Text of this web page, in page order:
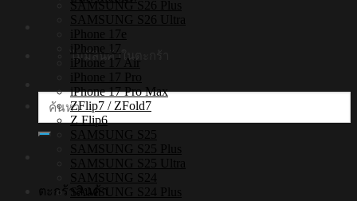
ไม่มีสินค้าในตะกร้า
ค้นหา:
ตะกร้าสินค้า
SAMSUNG S26 Plus
SAMSUNG S26 Ultra
iPhone 17e
iPhone 17
iPhone 17 Air
iPhone 17 Pro
iPhone 17 Pro Max
ZFlip7 / ZFold7
Z Flip6
SAMSUNG S25
SAMSUNG S25 Plus
SAMSUNG S25 Ultra
SAMSUNG S24
SAMSUNG S24 Plus